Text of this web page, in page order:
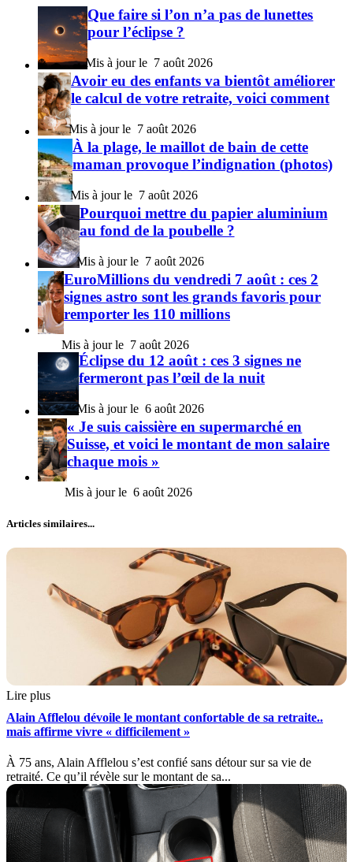
Que faire si l’on n’a pas de lunettes
pour l’éclipse ?
7 août 2026
Avoir eu des enfants va bientôt améliorer
le calcul de votre retraite, voici comment
7 août 2026
À la plage, le maillot de bain de cette
maman provoque l’indignation (photos)
7 août 2026
Pourquoi mettre du papier aluminium
au fond de la poubelle ?
7 août 2026
EuroMillions du vendredi 7 août : ces 2
signes astro sont les grands favoris pour
remporter les 110 millions
7 août 2026
Éclipse du 12 août : ces 3 signes ne
fermeront pas l’œil de la nuit
6 août 2026
« Je suis caissière en supermarché en
Suisse, et voici le montant de mon salaire
chaque mois »
6 août 2026
Articles similaires...
Lire plus
Alain Afflelou dévoile le montant confortable de sa retraite..
mais affirme vivre « difficilement »
À 75 ans, Alain Afflelou s’est confié sans détour sur sa vie de
retraité. Ce qu’il révèle sur le montant de sa...